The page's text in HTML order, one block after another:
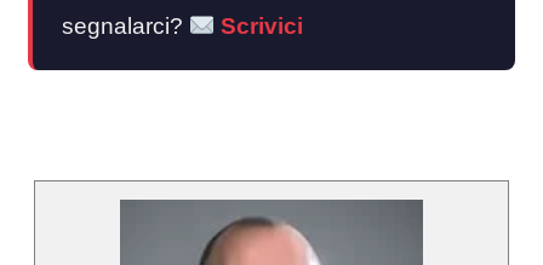
segnalarci?
Scrivici